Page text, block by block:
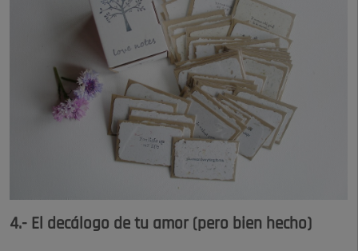
4.- El decálogo de tu amor (pero bien hecho)